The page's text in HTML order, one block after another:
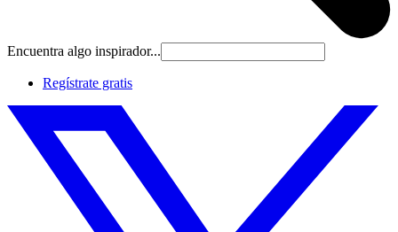
Encuentra algo inspirador...
Regístrate gratis